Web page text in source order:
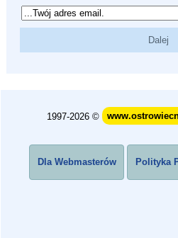
1997-2026 ©
Dla Webmasterów Polityka